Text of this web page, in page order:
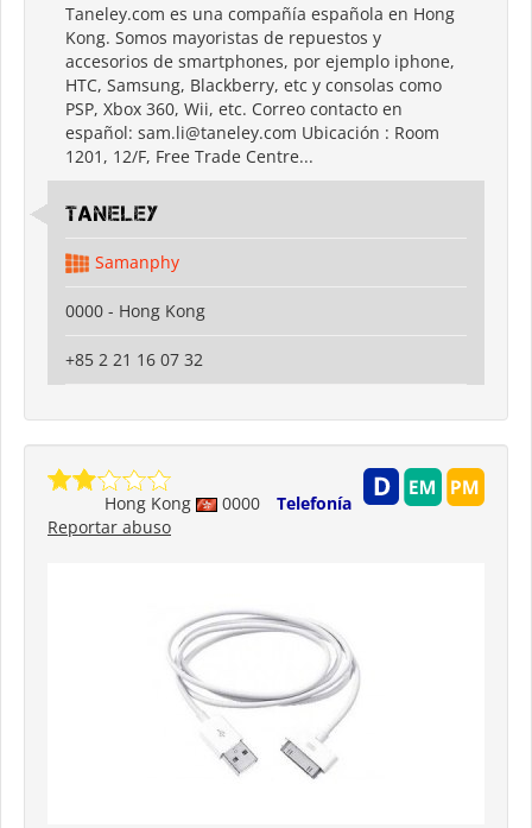
Taneley.com es una compañía española en Hong
Kong. Somos mayoristas de repuestos y
accesorios de smartphones, por ejemplo iphone,
HTC, Samsung, Blackberry, etc y consolas como
PSP, Xbox 360, Wii, etc. Correo contacto en
español: sam.li@taneley.com Ubicación : Room
1201, 12/F, Free Trade Centre...
Taneley
Samanphy
0000 - Hong Kong
+85 2 21 16 07 32
Hong Kong 0000
Telefonía
Reportar abuso